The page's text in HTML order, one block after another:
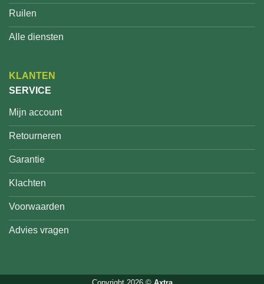
Ruilen
Alle diensten
KLANTEN
SERVICE
Mijn account
Retourneren
Garantie
Klachten
Voorwaarden
Advies vragen